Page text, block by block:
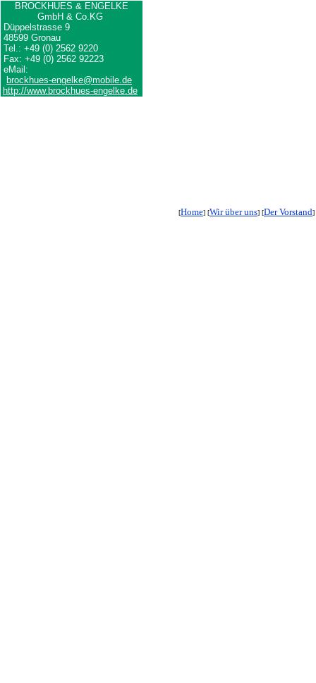
BROCKHUES & ENGELKE
GmbH & Co.KG
Düppelstrasse 9
48599 Gronau
Tel.: +49 (0) 2562 9220
Fax: +49 (0) 2562 92223
eMail:
brockhues-engelke@mobile.de
http://www.brockhues-engelke.de
[Home] [Wir über uns] [Der Vorstand]